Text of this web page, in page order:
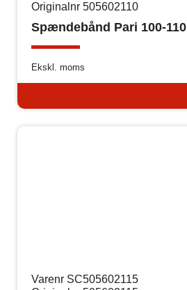
Originalnr 505602110
Spændebånd Pari 100-110
Ekskl. moms
Varenr SC505602115